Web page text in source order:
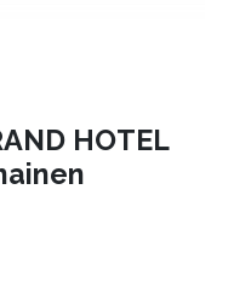
HOTEL